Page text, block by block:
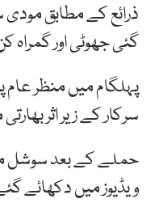
ذرائع کے مطابق مودی
گئی جھوٹی اور
پہلگام میں منظر عام
سرکار کے زیر اثر
حملے کے بعد سوشل
ویڈیوز میں دکھائے